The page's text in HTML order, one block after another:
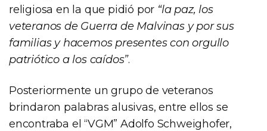
religiosa en la que pidió por “la paz, los
veteranos de Guerra de Malvinas y por sus
familias y hacemos presentes con orgullo
patriótico a los caídos”.
Posteriormente un grupo de veteranos
brindaron palabras alusivas, entre ellos se
encontraba el “VGM” Adolfo Schweighofer,